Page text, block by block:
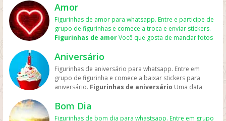
Amor
Figurinhas de amor para whatsapp. Entre e participe de
grupo de figurinhas e comece a troca e enviar stickers.
Figurinhas de amorVocê que gosta de mandar fotos
ainda seu sentimento. Aqui há
whatsapp
os grupos sobre tudo relacionado a
namoro, aquele crush que você gosta e ama. Amar uma
pessoa é algo muito bom principalmente quando essa
pessoa também tem o mesmo sentimento. Mostre todo
esse carinho enviando
faça a namorada se apaixonar mais ainda. Mas também
poste algo no Facebook marcando ela e escrevendo um
Aniversário
Figurinhas de aniversário para whatsapp. Entre em
grupo de figurinha e comece a baixar stickers para
aniversário. Figurinhas de aniversário Uma data
mais um ano de vida e para isso faz uma festa
comemorando esse dia querido. Mas também é feito
Bom Dia
Figurinhas de bom dia para whastsapp. Entre em grupo